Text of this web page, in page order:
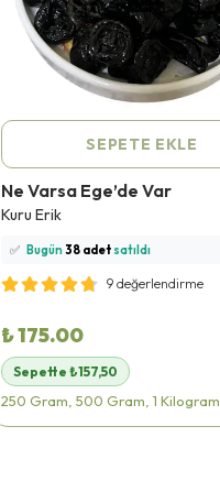
SEPETE EKLE
Ne Varsa Ege’de Var
Kuru Erik
⭐️ Bu ürünü414 kişifavoriledi!
🛒 73 kişi
✅ Bugün38 adetsatıldı
🚚 Hızlı teslimat yapılıyor!
9 değerlendirme
₺ 175.00
Sepette ₺157,50
250 Gram, 500 Gram, 1 Kilogram